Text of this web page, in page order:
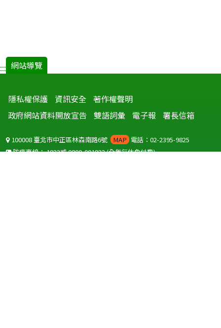
::: 網站導覽
隱私權保護 資訊安全 著作權聲明
政府網站資料開放宣告
雙語詞彙 電子報 署長信箱
100008 臺北市中正區林森南路6號 MAP 電話：02-2395-9825
防疫專線：1922或0800-001922(全年無休免付費)